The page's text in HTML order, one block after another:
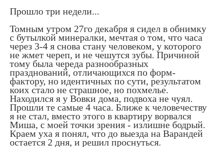
Прошло три недели...
Томным утром 27го декабря я сидел в обнимку
с бутылкой минералки, мечтая о том, что часа
через 3-4 я снова стану человеком, у которого
не жмет череп, и не чешутся зубы. Причиной
тому была череда разнообразных
празднований, отличающихся по форм-
фактору, но идентичных по сути, результатом
коих стало не страшное, но похмелье.
Находился я у Вовки дома, подвоха не чуял.
Прошли те самые 4 часа. Ближе к человечеству
я не стал, вместо этого в квартиру ворвался
Миша, с моей точки зрения - излишне бодрый.
Краем уха я понял, что до выезда на Варандей
остается 2 дня, и решил проснуться.